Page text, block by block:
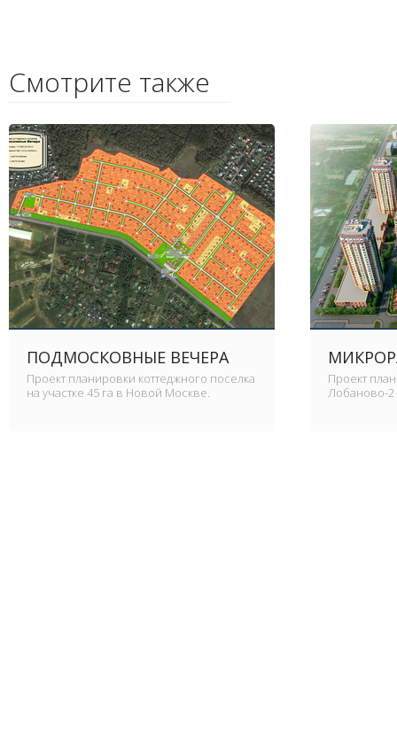
Смотрите также
ПОДМОСКОВНЫЕ ВЕЧЕРА
Проект планировки коттеджного поселка
на участке 45 га в Новой Москве.
Проект
Лобаново-2